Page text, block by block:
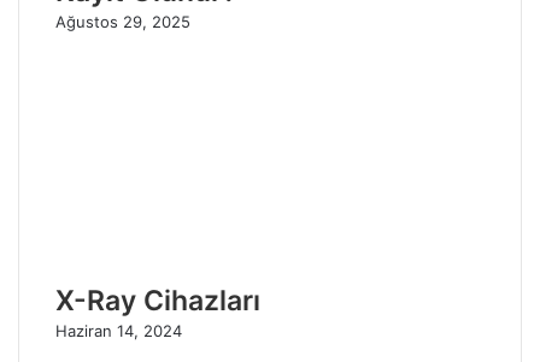
Ağustos 29, 2025
X-Ray Cihazları
Haziran 14, 2024